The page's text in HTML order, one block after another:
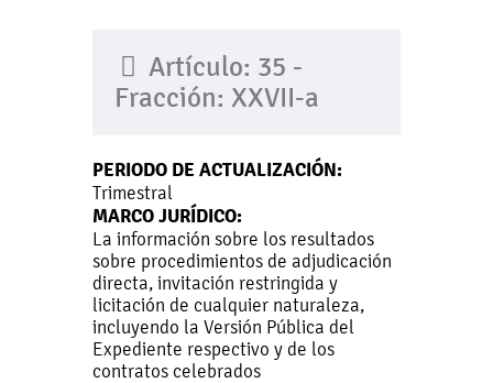
Artículo: 35 -
Fracción: XXVII-a
PERIODO DE ACTUALIZACIÓN:
Trimestral
MARCO JURÍDICO:
La información sobre los resultados
sobre procedimientos de adjudicación
directa, invitación restringida y
licitación de cualquier naturaleza,
incluyendo la Versión Pública del
Expediente respectivo y de los
contratos celebrados